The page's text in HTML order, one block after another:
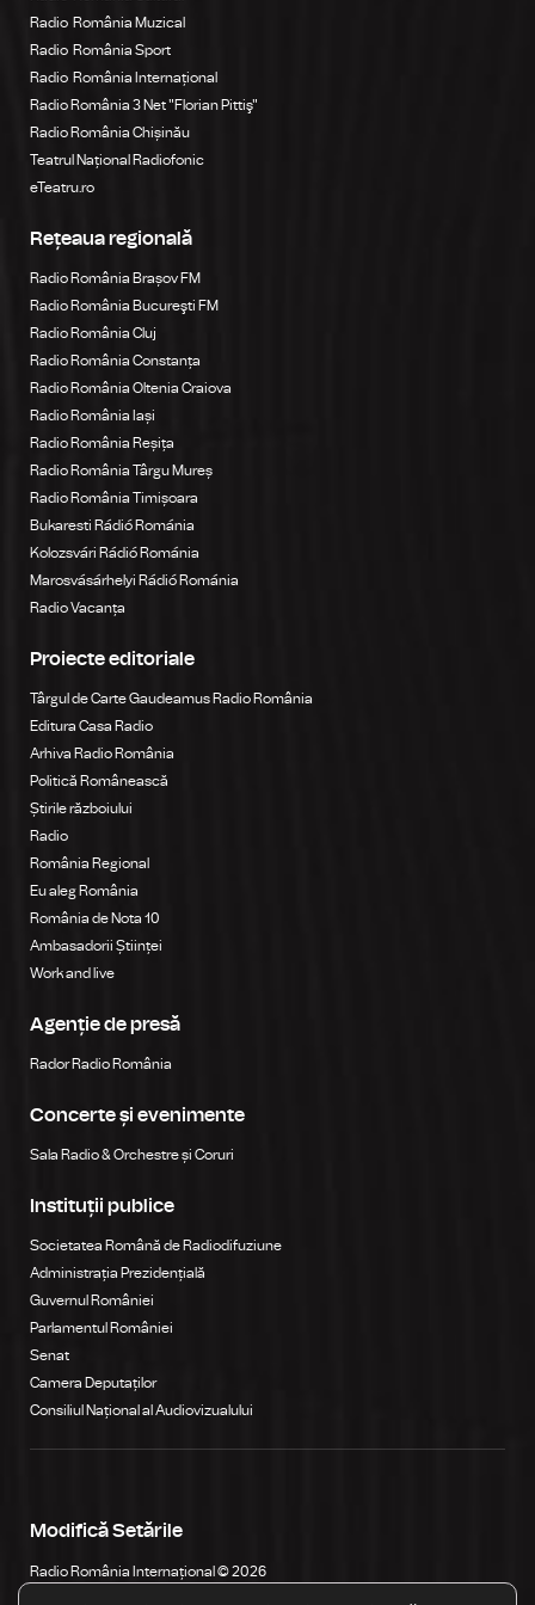
Radio România Muzical
Radio România Sport
Radio România Internațional
Radio România 3 Net "Florian Pittiş"
Radio România Chișinău
Teatrul Național Radiofonic
eTeatru.ro
Rețeaua regională
Radio România Brașov FM
Radio România Bucureşti FM
Radio România Cluj
Radio România Constanța
Radio România Oltenia Craiova
Radio România Iași
Radio România Reșița
Radio România Târgu Mureș
Radio România Timișoara
Bukaresti Rádió Románia
Kolozsvári Rádió Románia
Marosvásárhelyi Rádió Románia
Radio Vacanța
Proiecte editoriale
Târgul de Carte Gaudeamus Radio România
Editura Casa Radio
Arhiva Radio România
Politică Românească
Știrile războiului
Radio
România Regional
Eu aleg România
România de Nota 10
Ambasadorii Științei
Work and live
Agenție de presă
Rador Radio România
Concerte și evenimente
Sala Radio & Orchestre și Coruri
Instituții publice
Societatea Română de Radiodifuziune
Administrația Prezidențială
Guvernul României
Parlamentul României
Senat
Camera Deputaților
Consiliul Național al Audiovizualului
Modifică Setările
Radio România Internațional © 2026